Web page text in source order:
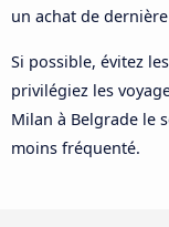
un achat de
Si possible, évitez
privilégiez les
Milan à Belgrade le
moins fréquenté.